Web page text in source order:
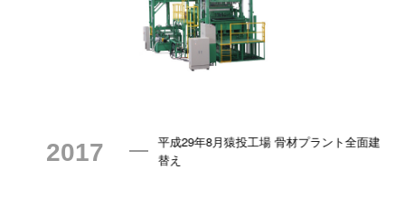
2017
平成29年8月猿投工場 骨材プラント全面建
替え